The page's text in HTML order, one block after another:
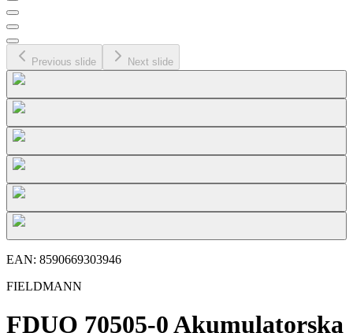
Previous slide Next slide
EAN: 8590669303946
FIELDMANN
FDUO 70505-0 Akumulatorska